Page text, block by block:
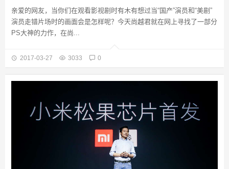
亲爱的网友，当你们在观看影视剧时有木有想过当“国产”演员和“美剧”
演员走错片场时的画面会是怎样呢？今天尚越君就在网上寻找了一部分
PS大神的力作，在尚...
2017-03-27 3033 0